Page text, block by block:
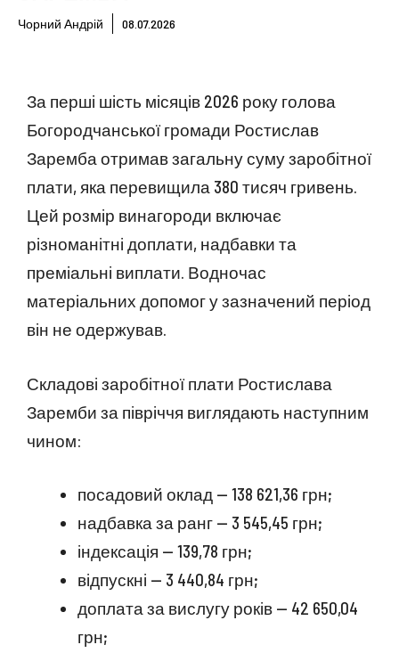
Чорний Андрій 08.07.2026
За перші шість місяців 2026 року голова
Богородчанської громади Ростислав
Заремба отримав загальну суму заробітної
плати, яка перевищила 380 тисяч гривень.
Цей розмір винагороди включає
різноманітні доплати, надбавки та
преміальні виплати. Водночас
матеріальних допомог у зазначений період
він не одержував.
Складові заробітної плати Ростислава
Заремби за півріччя виглядають наступним
чином:
посадовий оклад — 138 621,36 грн;
надбавка за ранг — 3 545,45 грн;
індексація — 139,78 грн;
відпускні — 3 440,84 грн;
доплата за вислугу років — 42 650,04
грн;